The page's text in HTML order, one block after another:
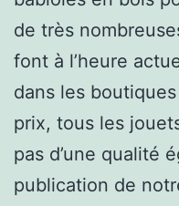
de très
font à l’heure
dans les
prix, tous les
pas d’une qualité
publication de